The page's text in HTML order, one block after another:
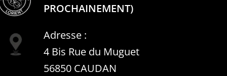
PROCHAINEMENT)
Adresse :
4 Bis Rue du Muguet
56850 CAUDAN